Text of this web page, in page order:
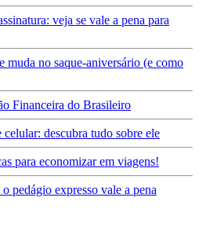
veja se vale a pena para
muda no saque-aniversário (e como
Financeira do Brasileiro
descubra tudo sobre ele
para economizar em viagens!
pedágio expresso vale a pena